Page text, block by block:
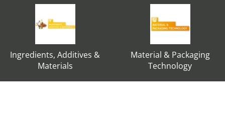
Ingredients, Additives &
Materials
Material & Packaging
Technology